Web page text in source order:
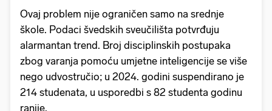
Ovaj problem nije ograničen samo na srednje
škole. Podaci švedskih sveučilišta potvrđuju
alarmantan trend. Broj disciplinskih postupaka
zbog varanja pomoću umjetne inteligencije se više
nego udvostručio; u 2024. godini suspendirano je
214 studenata, u usporedbi s 82 studenta godinu
ranije.